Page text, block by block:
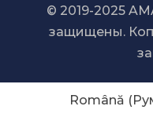
© 2019-2025
защищены.
Română (